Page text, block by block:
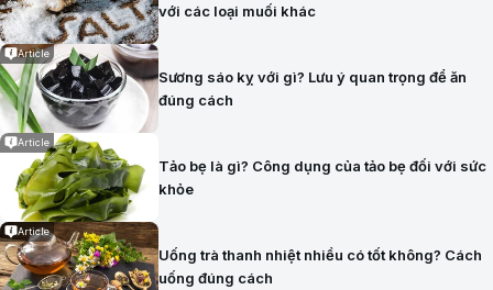
với các loại muối khác
Article
Sương sáo kỵ với gì? Lưu ý quan trọng để ăn
đúng cách
Article
Tảo bẹ là gì? Công dụng của tảo bẹ đối với sức
khỏe
Article
Uống trà thanh nhiệt nhiều có tốt không? Cách
uống đúng cách